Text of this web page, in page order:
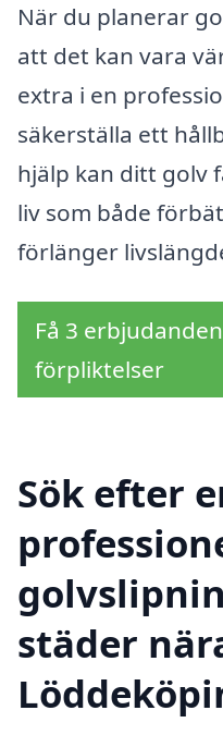
När du planerar
att det kan vara
extra i en
säkerställa ett
hjälp kan ditt golv
liv som både
förlänger
Få 3
förpliktelser
Sök efter
städer